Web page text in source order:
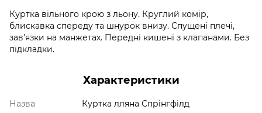
Куртка вільного крою з льону. Круглий комір,
блискавка спереду та шнурок внизу. Спущені плечі,
зав’язки на манжетах. Передні кишені з клапанами. Без
підкладки.
Характеристики
Назва
Куртка лляна Спрінгфілд